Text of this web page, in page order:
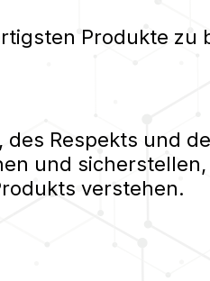
Produkte zu
Respekts und
und
verstehen.